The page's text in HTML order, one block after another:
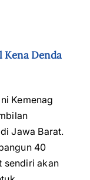
Kena Denda
Kemenag
Jawa Barat.
40
sendiri akan